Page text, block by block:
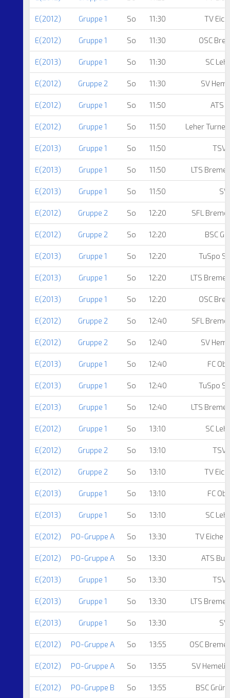
E(2012) Gruppe 1 So 11:30 TV
E(2012) Gruppe 1 So 11:30 OSC
E(2013) Gruppe 1 So 11:30 SC
E(2012) Gruppe 2 So 11:30 SV
E(2012) Gruppe 1 So 11:50 ATS
E(2012) Gruppe 1 So 11:50 Leher
E(2013) Gruppe 1 So 11:50 TSV
E(2013) Gruppe 1 So 11:50 LTS
E(2013) Gruppe 1 So 11:50
E(2012) Gruppe 2 So 12:20 SFL
E(2012) Gruppe 2 So 12:20 BSC
E(2013) Gruppe 1 So 12:20 TuSpo
E(2013) Gruppe 1 So 12:20 LTS
E(2013) Gruppe 1 So 12:20 OSC
E(2012) Gruppe 2 So 12:40 SFL
E(2012) Gruppe 2 So 12:40 SV
E(2013) Gruppe 1 So 12:40 FC
E(2013) Gruppe 1 So 12:40 TuSpo
E(2013) Gruppe 1 So 12:40 LTS
E(2012) Gruppe 1 So 13:10 SC
E(2012) Gruppe 2 So 13:10 TSV
E(2012) Gruppe 2 So 13:10 TV
E(2013) Gruppe 1 So 13:10 FC
E(2013) Gruppe 1 So 13:10 SC
E(2012) PO-Gruppe A So 13:30 TV Eiche
E(2012) PO-Gruppe A So 13:30 ATS
E(2013) Gruppe 1 So 13:30 TSV
E(2013) Gruppe 1 So 13:30 LTS
E(2013) Gruppe 1 So 13:30
E(2012) PO-Gruppe A So 13:55 OSC
E(2012) PO-Gruppe A So 13:55 SV
E(2012) PO-Gruppe B So 13:55 BSC